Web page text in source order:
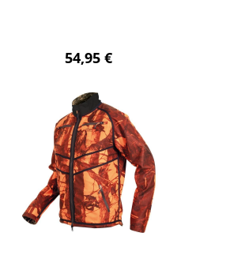
Regulärer Preis:
54,95 €